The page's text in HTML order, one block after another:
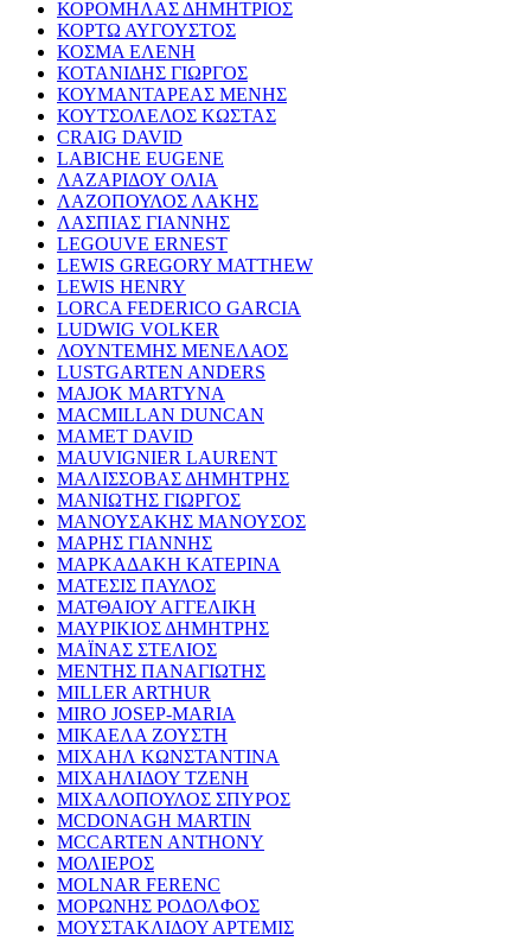
ΚΟΡΟΜΗΛΑΣ ΔΗΜΗΤΡΙΟΣ
ΚΟΡΤΩ ΑΥΓΟΥΣΤΟΣ
ΚΟΣΜΑ ΕΛΕΝΗ
ΚΟΤΑΝΙΔΗΣ ΓΙΩΡΓΟΣ
ΚΟΥΜΑΝΤΑΡΕΑΣ ΜΕΝΗΣ
ΚΟΥΤΣΟΛΕΛΟΣ ΚΩΣΤΑΣ
CRAIG DAVID
LABICHE EUGENE
ΛΑΖΑΡΙΔΟΥ ΟΛΙΑ
ΛΑΖΟΠΟΥΛΟΣ ΛΑΚΗΣ
ΛΑΣΠΙΑΣ ΓΙΑΝΝΗΣ
LEGOUVE ERNEST
LEWIS GREGORY MATTHEW
LEWIS HENRY
LORCA FEDERICO GARCIA
LUDWIG VOLKER
ΛΟΥΝΤΕΜΗΣ ΜΕΝΕΛΑΟΣ
LUSTGARTEN ANDERS
MAJOK MARTYNA
MACMILLAN DUNCAN
MAMET DAVID
MAUVIGNIER LAURENT
ΜΑΛΙΣΣΟΒΑΣ ΔΗΜΗΤΡΗΣ
ΜΑΝΙΩΤΗΣ ΓΙΩΡΓΟΣ
ΜΑΝΟΥΣΑΚΗΣ ΜΑΝΟΥΣΟΣ
ΜΑΡΗΣ ΓΙΑΝΝΗΣ
ΜΑΡΚΑΔΑΚΗ ΚΑΤΕΡΙΝΑ
ΜΑΤΕΣΙΣ ΠΑΥΛΟΣ
ΜΑΤΘΑΙΟΥ ΑΓΓΕΛΙΚΗ
ΜΑΥΡΙΚΙΟΣ ΔΗΜΗΤΡΗΣ
ΜΑΪΝΑΣ ΣΤΕΛΙΟΣ
ΜΕΝΤΗΣ ΠΑΝΑΓΙΩΤΗΣ
MILLER ARTHUR
MIRO JOSEP-MARIA
ΜΙΚΑΕΛΑ ΖΟΥΣΤΗ
ΜΙΧΑΗΛ ΚΩΝΣΤΑΝΤΙΝΑ
ΜΙΧΑΗΛΙΔΟΥ ΤΖΕΝΗ
ΜΙΧΑΛΟΠΟΥΛΟΣ ΣΠΥΡΟΣ
MCDONAGH MARTIN
MCCARTEN ANTHONY
ΜΟΛΙΕΡΟΣ
MOLNAR FERENC
ΜΟΡΩΝΗΣ ΡΟΔΟΛΦΟΣ
ΜΟΥΣΤΑΚΛΙΔΟΥ ΑΡΤΕΜΙΣ